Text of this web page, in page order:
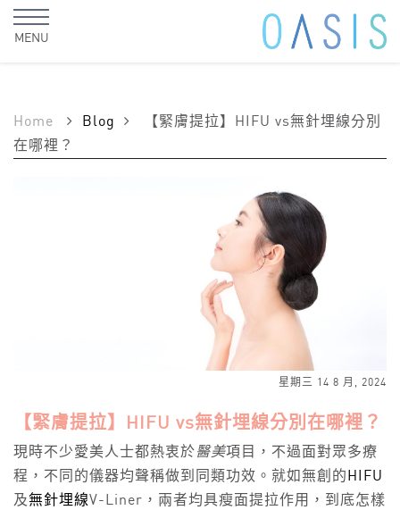
MENU
Home Blog
【緊膚提拉】HIFU vs無針埋線分別
在哪裡？
星期三 14 8 月, 2024
【緊膚提拉】HIFU vs無針埋線分別在哪裡？
現時不少愛美人士都熱衷於醫美項目，不過面對眾多療
程，不同的儀器均聲稱做到同類功效。就如無創的 HIFU
及無針埋線V-Liner，兩者均具瘦面提拉作用，到底怎樣